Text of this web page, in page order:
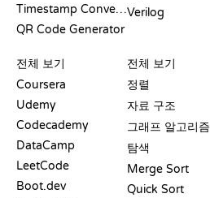
Timestamp Converter
QR Code Generator
Verilog
전체 보기
Coursera
Udemy
Codecademy
DataCamp
LeetCode
Boot.dev
전체 보기
정렬
자료 구조
그래프 알고리즘
탐색
Merge Sort
Quick Sort